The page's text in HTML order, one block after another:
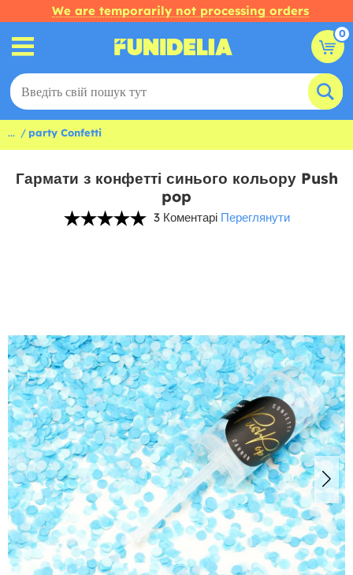
We are temporarily not processing orders
0
... party Confetti
Гармати з конфетті синього кольору Push
pop
3 Коментарі Переглянути